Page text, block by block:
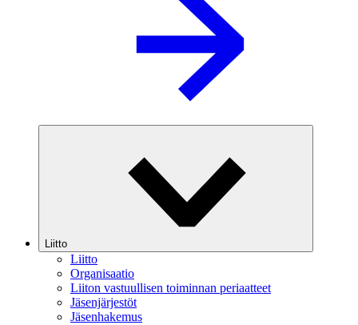
Liitto
Liitto
Organisaatio
Liiton vastuullisen toiminnan periaatteet
Jäsenjärjestöt
Jäsenhakemus